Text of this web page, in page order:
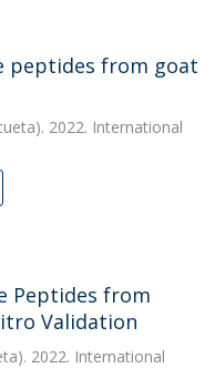
peptides from goat
2022. International
Peptides from
Validation
2022. International